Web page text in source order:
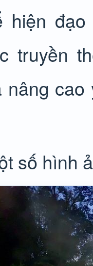
hiện
truyền
nâng
số hình